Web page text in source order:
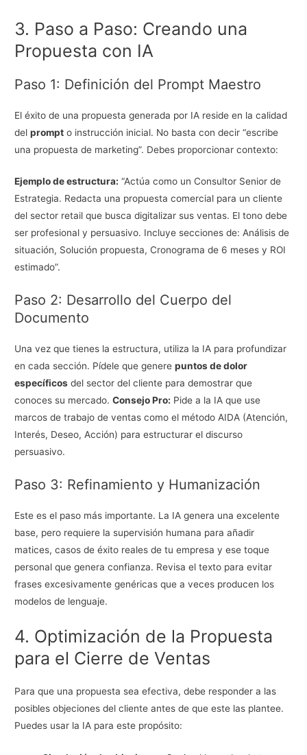
3. Paso a Paso: Creando una
Propuesta con IA
Paso 1: Definición del Prompt Maestro
El éxito de una propuesta generada por IA reside en la calidad
delprompt o instrucción inicial. No basta con decir “escribe
una propuesta de marketing”. Debes proporcionar contexto:
Ejemplo de estructura: “Actúa como un Consultor Senior de
Estrategia. Redacta una propuesta comercial para un cliente
del sector retail que busca digitalizar sus ventas. El tono debe
ser profesional y persuasivo. Incluye secciones de: Análisis de
situación, Solución propuesta, Cronograma de 6 meses y ROI
estimado”.
Paso 2: Desarrollo del Cuerpo del
Documento
Una vez que tienes la estructura, utiliza la IA para profundizar
en cada sección. Pídele que generepuntos de dolor
específicos del sector del cliente para demostrar que
conoces su mercado.Consejo Pro: Pide a la IA que use
marcos de trabajo de ventas como el método AIDA (Atención,
Interés, Deseo, Acción) para estructurar el discurso
persuasivo.
Paso 3: Refinamiento y Humanización
Este es el paso más importante. La IA genera una excelente
base, pero requiere la supervisión humana para añadir
matices, casos de éxito reales de tu empresa y ese toque
personal que genera confianza. Revisa el texto para evitar
frases excesivamente genéricas que a veces producen los
modelos de lenguaje.
4. Optimización de la Propuesta
para el Cierre de Ventas
Para que una propuesta sea efectiva, debe responder a las
posibles objeciones del cliente antes de que este las plantee.
Puedes usar la IA para este propósito: